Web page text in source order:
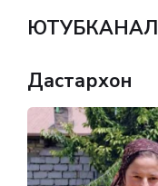
ЮТУБКАНАЛ
Дастархон